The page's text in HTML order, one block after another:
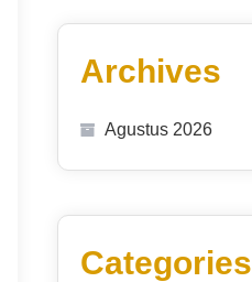
Archives
Agustus 2026
Categories